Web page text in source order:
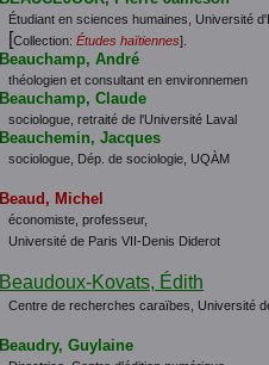
Étudiant en sciences humaines, Université
[Collection: Études haïtiennes].
Beauchamp, André
théologien et consultant en environnemen
Beauchamp, Claude
sociologue, retraité de l'Université Laval
Beauchemin, Jacques
sociologue, Dép. de sociologie, UQÀM
Beaud, Michel
économiste, professeur,
Université de Paris VII-Denis Diderot
Beaudoux-Kovats, Édith
Centre de recherches caraïbes, Université
Beaudry, Guylaine